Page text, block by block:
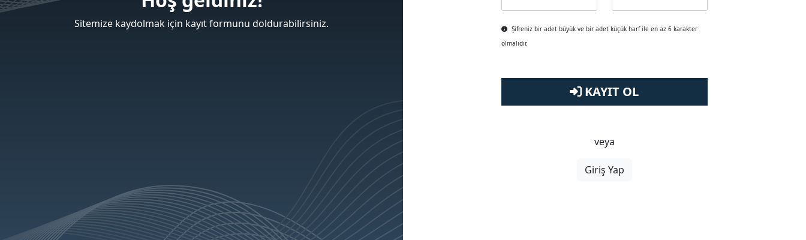
Sitemize kaydolmak için kayıt formunu doldurabilirsiniz.
Şifreniz bir adet büyük ve bir adet küçük harf ile en az 6 karakter
olmalıdır.
KAYIT OL
veya
Giriş Yap